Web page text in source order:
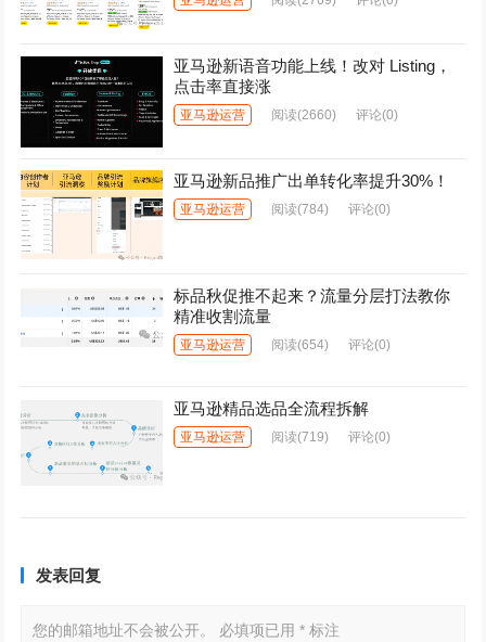
亚马逊新语音功能上线！改对 Listing，
点击率直接涨
亚马逊运营 阅读(2660) 评论(0)
亚马逊新品推广出单转化率提升30%！
亚马逊运营 阅读(784) 评论(0)
标品秋促推不起来？流量分层打法教你
精准收割流量
亚马逊运营 阅读(654) 评论(0)
亚马逊精品选品全流程拆解
亚马逊运营 阅读(719) 评论(0)
发表回复
您的邮箱地址不会被公开。 必填项已用* 标注